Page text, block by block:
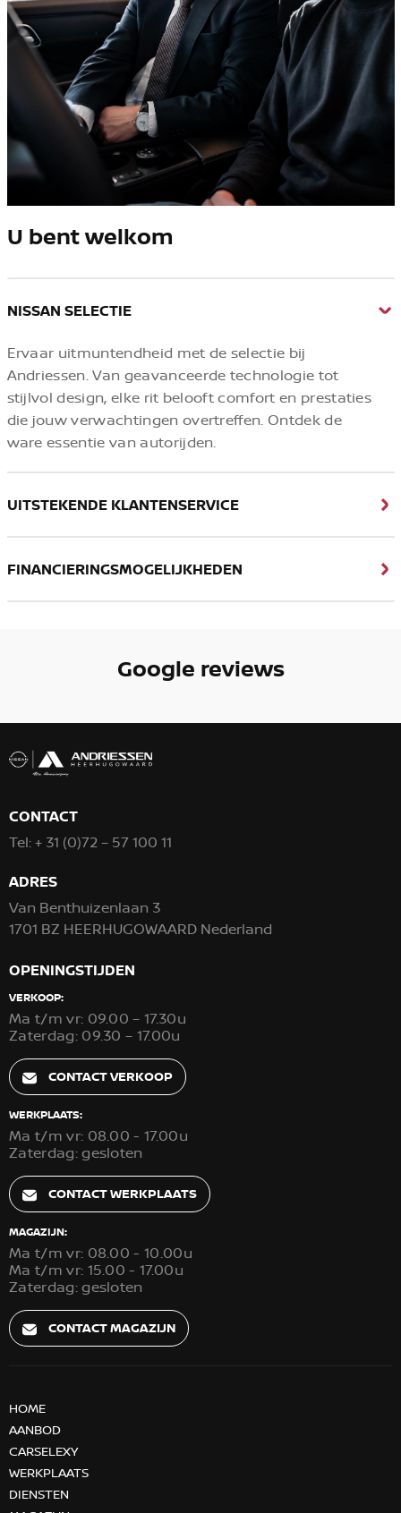
U bent welkom
NISSAN SELECTIE
Ervaar uitmuntendheid met de selectie bij
Andriessen. Van geavanceerde technologie tot
stijlvol design, elke rit belooft comfort en prestaties
die jouw verwachtingen overtreffen. Ontdek de
ware essentie van autorijden.
UITSTEKENDE KLANTENSERVICE
FINANCIERINGSMOGELIJKHEDEN
Google reviews
CONTACT
Tel:+ 31 (0)72 – 57 100 11
ADRES
Van Benthuizenlaan 3
1701 BZ HEERHUGOWAARD Nederland
OPENINGSTIJDEN
VERKOOP:
Ma t/m vr: 09.00 – 17.30u
Zaterdag: 09.30 – 17.00u
CONTACT VERKOOP
WERKPLAATS:
Ma t/m vr: 08.00 - 17.00u
Zaterdag: gesloten
CONTACT WERKPLAATS
MAGAZIJN:
Ma t/m vr: 08.00 - 10.00u
Ma t/m vr: 15.00 - 17.00u
Zaterdag: gesloten
CONTACT MAGAZIJN
HOME
AANBOD
CARSELEXY
WERKPLAATS
DIENSTEN